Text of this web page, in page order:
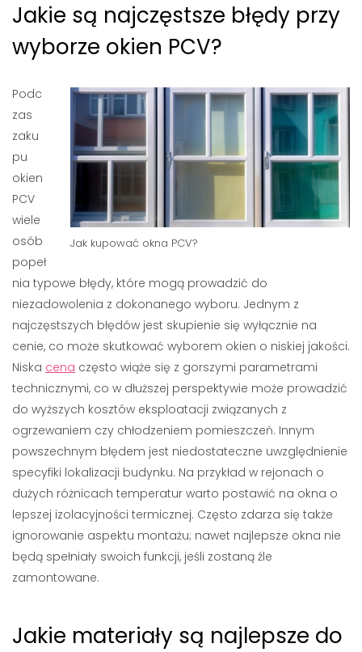
Jakie są najczęstsze błędy przy
wyborze okien PCV?
Jak kupować okna PCV?
Podc
zas
zaku
pu
okien
PCV
wiele
osób
popeł
nia typowe błędy, które mogą prowadzić do
niezadowolenia z dokonanego wyboru. Jednym z
najczęstszych błędów jest skupienie się wyłącznie na
cenie, co może skutkować wyborem okien o niskiej jakości.
Niska cena często wiąże się z gorszymi parametrami
technicznymi, co w dłuższej perspektywie może prowadzić
do wyższych kosztów eksploatacji związanych z
ogrzewaniem czy chłodzeniem pomieszczeń. Innym
powszechnym błędem jest niedostateczne uwzględnienie
specyfiki lokalizacji budynku. Na przykład w rejonach o
dużych różnicach temperatur warto postawić na okna o
lepszej izolacyjności termicznej. Często zdarza się także
ignorowanie aspektu montażu; nawet najlepsze okna nie
będą spełniały swoich funkcji, jeśli zostaną źle
zamontowane.
Jakie materiały są najlepsze do